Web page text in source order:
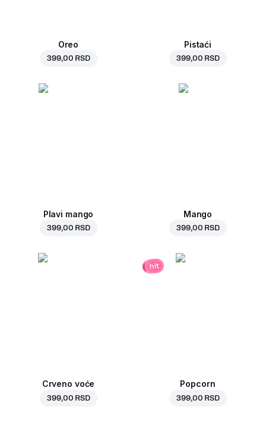
Oreo
399,00 RSD
Pistaći
399,00 RSD
Plavi mango
399,00 RSD
Mango
399,00 RSD
Crveno voće
399,00 RSD
hit
Popcorn
399,00 RSD